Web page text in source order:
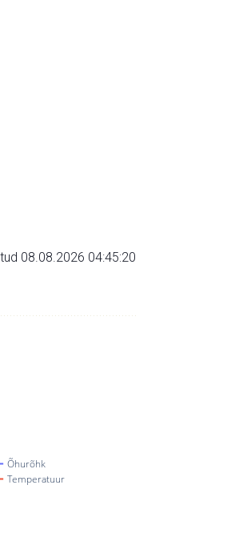
08.08.2026 04:45:20
Õhurõhk
Temperatuur